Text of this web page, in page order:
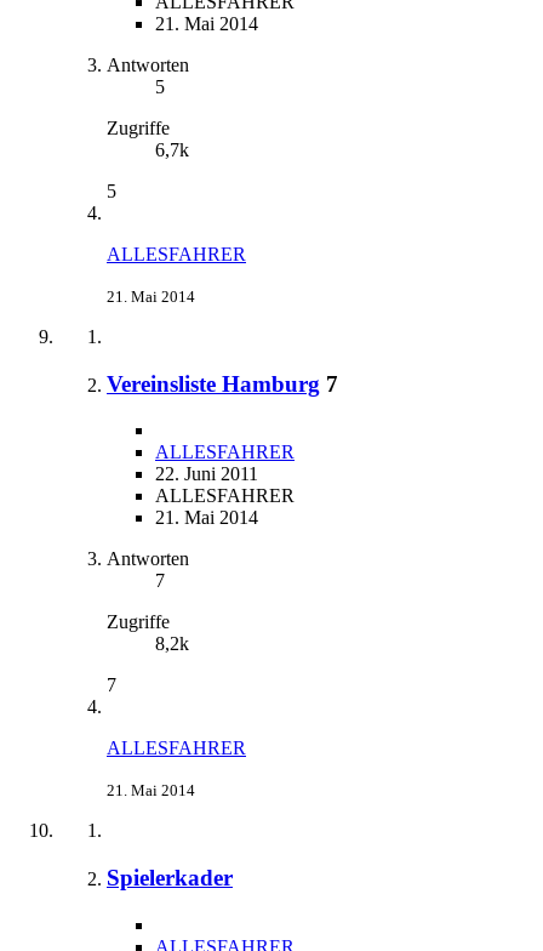
21. Mai 2014
Antworten
5
Zugriffe
6,7k
5
ALLESFAHRER
21. Mai 2014
Vereinsliste Hamburg 7
ALLESFAHRER
22. Juni 2011
ALLESFAHRER
21. Mai 2014
Antworten
7
Zugriffe
8,2k
7
ALLESFAHRER
21. Mai 2014
Spielerkader
ALLESFAHRER